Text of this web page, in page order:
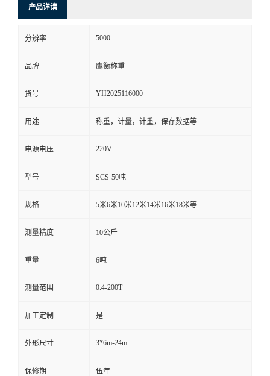
产品详请
分辨率 5000
品牌 鹰衡称重
货号 YH2025116000
用途 称重，计量，计重，保存数据等
电源电压 220V
型号 SCS-50吨
规格 5米6米10米12米14米16米18米等
测量精度 10公斤
重量 6吨
测量范围 0.4-200T
加工定制 是
外形尺寸 3*6m-24m
保修期 伍年